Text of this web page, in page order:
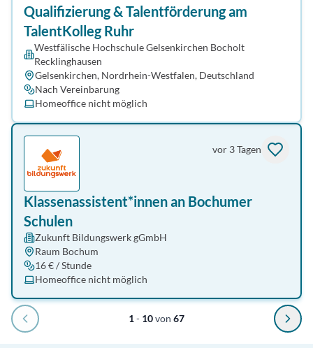
Qualifizierung & Talentförderung am
TalentKolleg Ruhr
Westfälische Hochschule Gelsenkirchen Bocholt
Recklinghausen
Gelsenkirchen, Nordrhein-Westfalen, Deutschland
Nach Vereinbarung
Homeoffice nicht möglich
vor 3 Tagen
Klassenassistent*innen an Bochumer
Schulen
Zukunft Bildungswerk gGmbH
Raum Bochum
16 € / Stunde
Homeoffice nicht möglich
1- 10von 67